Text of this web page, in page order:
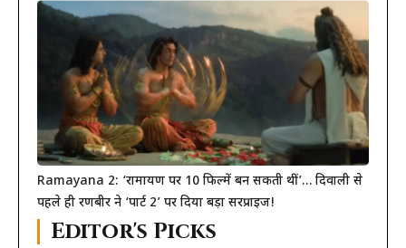
Ramayana 2: ‘रामायण पर 10 फिल्में बन सकती थीं’… दिवाली से
पहले ही रणबीर ने ‘पार्ट 2’ पर दिया बड़ा सरप्राइज!
Editor's Picks